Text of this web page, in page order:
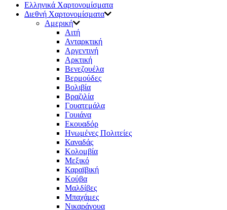
Eλληνικά Χαρτονομίσματα
Διεθνή Χαρτονομίσματα
Αμερική
Αιτή
Ανταρκτική
Αργεντινή
Αρκτική
Βενεζουέλα
Βερμούδες
Βολιβία
Βραζιλία
Γουατεμάλα
Γουιάνα
Εκουαδόρ
Ηνωμένες Πολιτείες
Καναδάς
Κολομβία
Μεξικό
Καραϊβική
Κούβα
Μαλδίβες
Μπαχάμες
Νικαράγουα